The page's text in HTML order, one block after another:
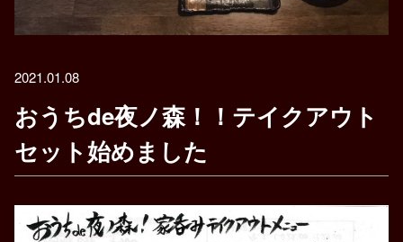
2021.01.08
おうちde夜ノ森！！テイクアウト
セット始めました